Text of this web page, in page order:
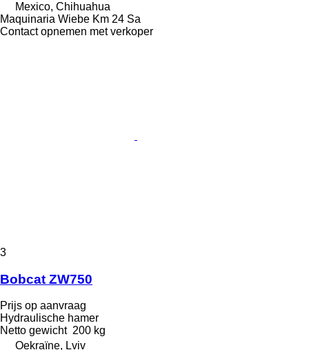
Mexico, Chihuahua
Maquinaria Wiebe Km 24 Sa
Contact opnemen met verkoper
3
Bobcat ZW750
Prijs op aanvraag
Hydraulische hamer
Netto gewicht 200 kg
Oekraïne, Lviv